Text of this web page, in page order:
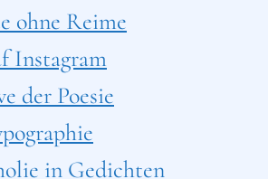
ohne Reime
Instagram
der Poesie
in Gedichten